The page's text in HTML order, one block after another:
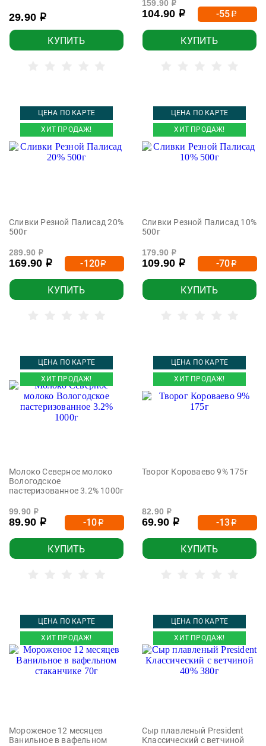
29.90 р
КУПИТЬ
159.90 р
104.90 р -55р
КУПИТЬ
ЦЕНА ПО КАРТЕ
ХИТ ПРОДАЖ!
Сливки Резной Палисад 20%
500г
289.90 р
169.90 р -120р
КУПИТЬ
ЦЕНА ПО КАРТЕ
ХИТ ПРОДАЖ!
Сливки Резной Палисад 10%
500г
179.90 р
109.90 р -70р
КУПИТЬ
ЦЕНА ПО КАРТЕ
ХИТ ПРОДАЖ!
Молоко Северное молоко
Вологодское
пастеризованное 3.2% 1000г
99.90 р
89.90 р -10р
КУПИТЬ
ЦЕНА ПО КАРТЕ
ХИТ ПРОДАЖ!
Творог Короваево 9% 175г
82.90 р
69.90 р -13р
КУПИТЬ
ЦЕНА ПО КАРТЕ
ХИТ ПРОДАЖ!
Мороженое 12 месяцев
Ванильное в вафельном
ЦЕНА ПО КАРТЕ
ХИТ ПРОДАЖ!
Сыр плавленый President
Классический с ветчиной